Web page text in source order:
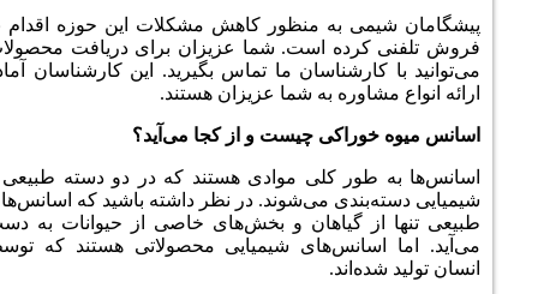
به منظور کاهش مشکلات این حوزه اقدام به
است. شما عزیزان برای دریافت محصولات
ما تماس بگیرید. این کارشناسان آماده
به شما عزیزان هستند.
چیست و از کجا می‌آید؟
کلی موادی هستند که در دو دسته طبیعی و
می‌شوند. در نظر داشته باشید که اسانس‌های
و بخش‌های خاصی از حیوانات به دست
شیمیایی محصولاتی هستند که توسط